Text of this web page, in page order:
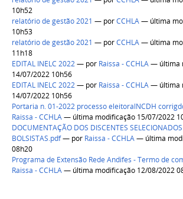
10h52
relatório de gestão 2021 — porCCHLA— última
10h53
relatório de gestão 2021 — porCCHLA— última
11h18
EDITAL INELC 2022— por Raissa - CCHLA— última
14/07/2022 10h56
EDITAL INELC 2022— por Raissa - CCHLA— última
14/07/2022 10h56
Portaria n. 01-2022 processo eleitoralNCDH
Raissa - CCHLA— última modificação 15/07/2022
DOCUMENTAÇÃO DOS DISCENTES
BOLSISTAS.pdf— por Raissa - CCHLA— última
08h20
Programa de Extensão Rede Andifes - Termo de
Raissa - CCHLA— última modificação 12/08/2022